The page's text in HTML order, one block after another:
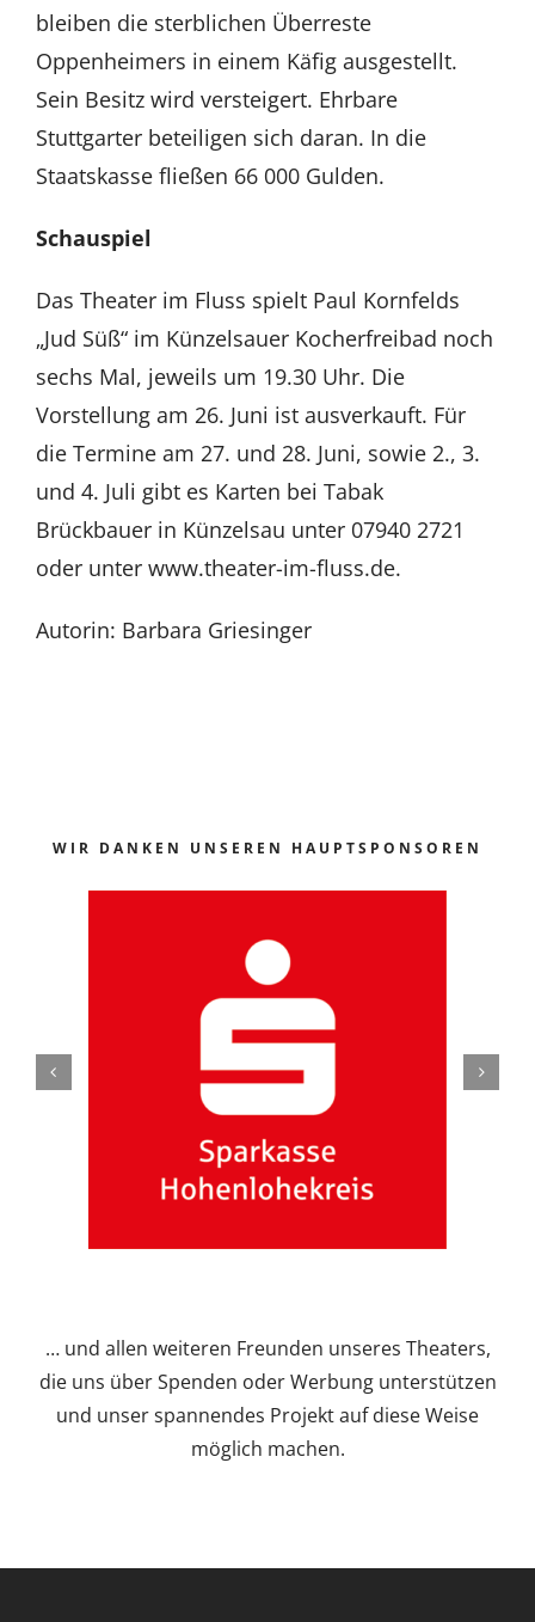
bleiben die sterblichen Überreste
Oppenheimers in einem Käfig ausgestellt.
Sein Besitz wird versteigert. Ehrbare
Stuttgarter beteiligen sich daran. In die
Staatskasse fließen 66 000 Gulden.
Schauspiel
Das Theater im Fluss spielt Paul Kornfelds
„Jud Süß“ im Künzelsauer Kocherfreibad noch
sechs Mal, jeweils um 19.30 Uhr. Die
Vorstellung am 26. Juni ist ausverkauft. Für
die Termine am 27. und 28. Juni, sowie 2., 3.
und 4. Juli gibt es Karten bei Tabak
Brückbauer in Künzelsau unter 07940 2721
oder unter www.theater-im-fluss.de.
Autorin: Barbara Griesinger
WIR DANKEN UNSEREN HAUPTSPONSOREN
… und allen weiteren Freunden unseres Theaters,
die uns über Spenden oder Werbung unterstützen
und unser spannendes Projekt auf diese Weise
möglich machen.